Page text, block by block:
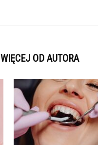
WIĘCEJ OD AUTORA